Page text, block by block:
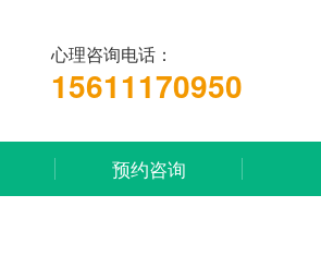
心理咨询电话：
15611170950
预约咨询